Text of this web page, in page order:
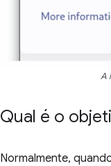
A
Qual é o
Normalmente,